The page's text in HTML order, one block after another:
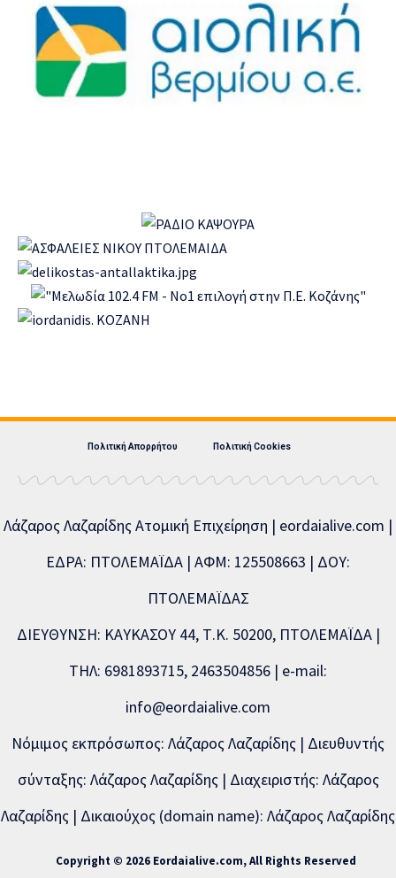
Πολιτική Απορρήτου Πολιτική Cookies
Λάζαρος Λαζαρίδης Ατομική Επιχείρηση | eordaialive.com |
ΕΔΡΑ: ΠΤΟΛΕΜΑΪΔΑ | ΑΦΜ: 125508663 | ΔΟΥ:
ΠΤΟΛΕΜΑΪΔΑΣ
ΔΙΕΥΘΥΝΣΗ: ΚΑΥΚΑΣΟΥ 44, Τ.Κ. 50200, ΠΤΟΛΕΜΑΪΔΑ |
ΤΗΛ: 6981893715, 2463504856 | e-mail:
info@eordaialive.com
Νόμιμος εκπρόσωπος: Λάζαρος Λαζαρίδης | Διευθυντής
σύνταξης: Λάζαρος Λαζαρίδης | Διαχειριστής: Λάζαρος
Λαζαρίδης | Δικαιούχος (domain name): Λάζαρος Λαζαρίδης
Copyright © 2026 Eordaialive.com, All Rights Reserved